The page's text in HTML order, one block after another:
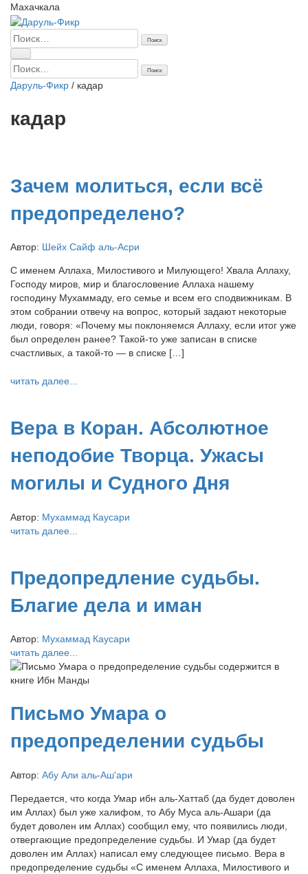
Махачкала
Найти:
Найти:
Даруль-Фикр / кадар
кадар
Зачем молиться, если всё
предопределено?
Автор: Шейх Сайф аль-Асри
С именем Аллаха, Милостивого и Милующего! Хвала Аллаху,
Господу миров, мир и благословение Аллаха нашему
господину Мухаммаду, его семье и всем его сподвижникам. В
этом собрании отвечу на вопрос, который задают некоторые
люди, говоря: «Почему мы поклоняемся Аллаху, если итог уже
был определен ранее? Такой-то уже записан в списке
счастливых, а такой-то — в списке […]
читать далее...
Вера в Коран. Абсолютное
неподобие Творца. Ужасы
могилы и Судного Дня
Автор: Мухаммад Каусари
читать далее...
Предопредление судьбы.
Благие дела и иман
Автор: Мухаммад Каусари
читать далее...
Письмо Умара о
предопределении судьбы
Автор: Абу Али аль-Аш'ари
Передается, что когда Умар ибн аль-Хаттаб (да будет доволен
им Аллах) был уже халифом, то Абу Муса аль-Ашари (да
будет доволен им Аллах) сообщил ему, что появились люди,
отвергающие предопределение судьбы. И Умар (да будет
доволен им Аллах) написал ему следующее письмо. Вера в
предопределение судьбы «С именем Аллаха, Милостивого и